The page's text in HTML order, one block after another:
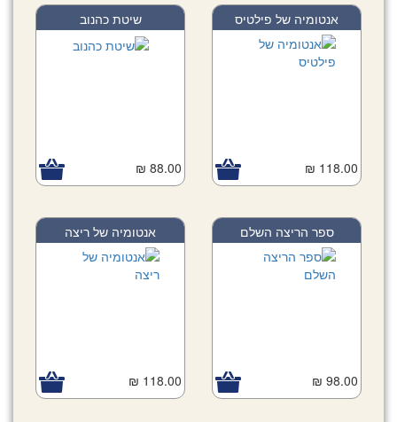
אנטומיה של פילטיס
118.00 ₪
שיטת כהנוב
88.00 ₪
ספר הריצה השלם
98.00 ₪
אנטומיה של ריצה
118.00 ₪